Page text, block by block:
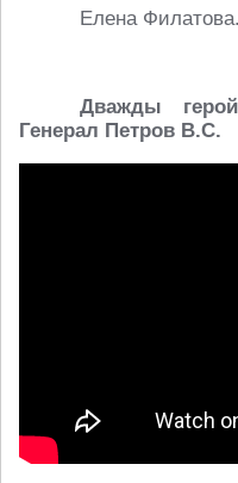
Елена Филатова.
Дважды
Генерал Петров В.С.